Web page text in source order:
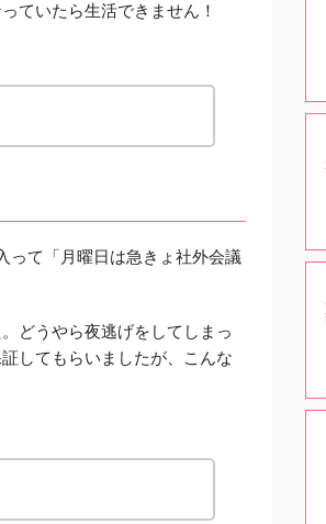
ていたら生活できません！
って「月曜日は急きょ社外会議
どうやら夜逃げをしてしまっ
してもらいましたが、こんな